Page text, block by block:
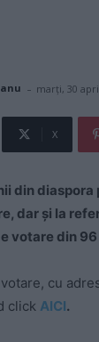
- marți, 30
X
din
dar și la
votare din
cu
click AICI.